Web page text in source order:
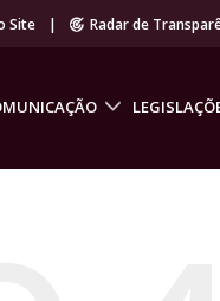
Site | Radar de